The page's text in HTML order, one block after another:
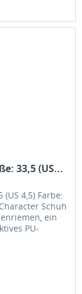
33,5 (US...
4,5) Farbe:
Schuh
ein
PU-